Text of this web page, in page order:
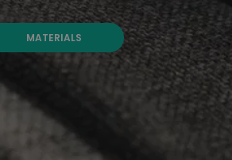
MATERIALS